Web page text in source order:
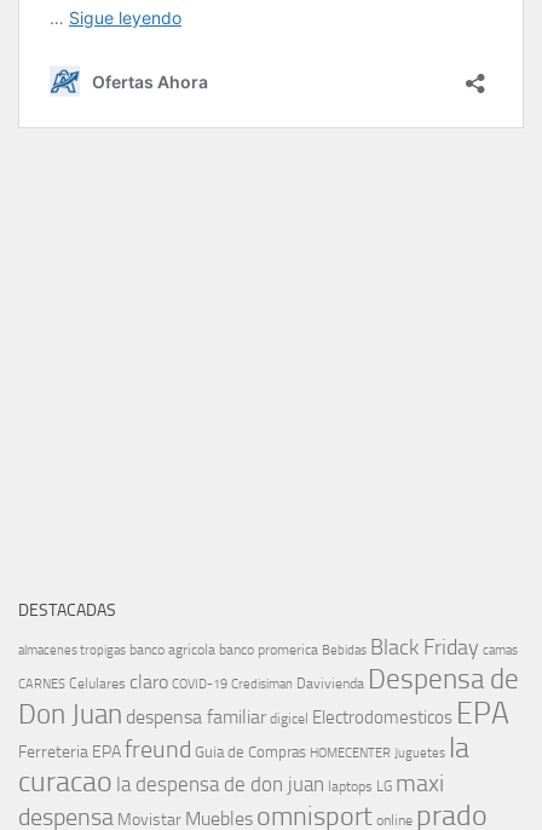
DESTACADAS
almacenes tropigas banco agricola banco promerica Bebidas Black Friday camas
CARNES Celulares claro COVID-19 Credisiman Davivienda Despensa de
Don Juan despensa familiar digicel Electrodomesticos EPA
Ferreteria EPAfreund Guia de Compras HOMECENTER Juguetes la
curacao la despensa de don juan laptops LG maxi
despensa Movistar Muebles omnisport online prado